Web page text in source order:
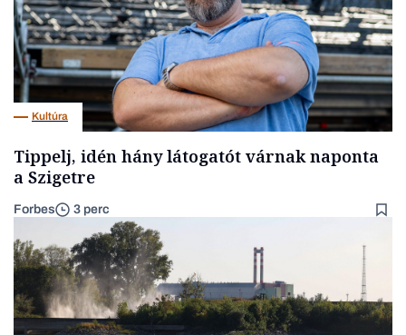
Kultúra
Tippelj, idén hány látogatót várnak naponta
a Szigetre
Forbes 3 perc